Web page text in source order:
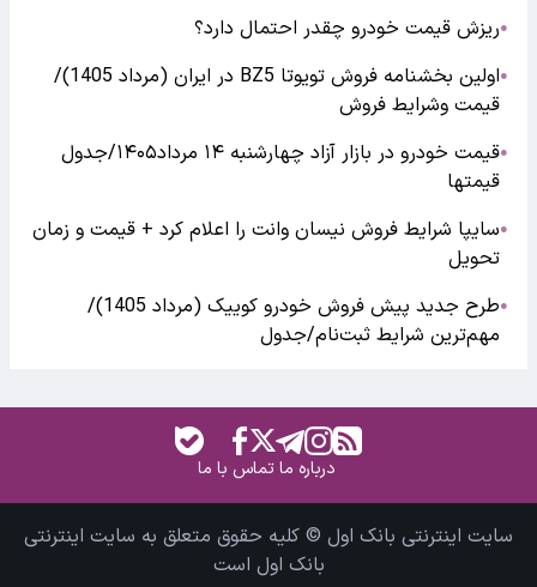
●ریزش قیمت خودرو چقدر احتمال دارد؟
●
اولین بخشنامه فروش تویوتا BZ5 در ایران (مرداد 1405)/
قیمت وشرایط فروش
●
قیمت خودرو در بازار آزاد چهارشنبه ۱۴ مرداد۱۴۰۵/جدول
قیمتها
●سایپا شرایط فروش نیسان وانت را اعلام کرد + قیمت و زمان
تحویل
●
طرح جدید پیش فروش خودرو کوییک (مرداد 1405)/
مهم‌ترین شرایط ثبت‌نام/جدول
درباره ماتماس با ما
سایت اینترنتی بانک اول © کلیه حقوق متعلق به سایت اینترنتی
بانک اول است